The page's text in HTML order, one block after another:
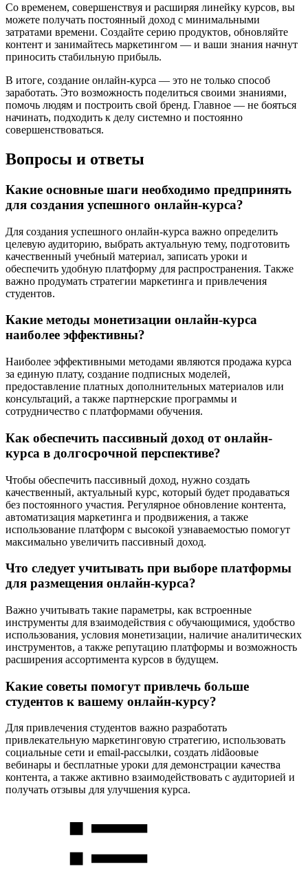
Со временем, совершенствуя и расширяя линейку курсов, вы
можете получать постоянный доход с минимальными
затратами времени. Создайте серию продуктов, обновляйте
контент и занимайтесь маркетингом — и ваши знания начнут
приносить стабильную прибыль.
В итоге, создание онлайн-курса — это не только способ
заработать. Это возможность поделиться своими знаниями,
помочь людям и построить свой бренд. Главное — не бояться
начинать, подходить к делу системно и постоянно
совершенствоваться.
Вопросы и ответы
Какие основные шаги необходимо предпринять
для создания успешного онлайн-курса?
Для создания успешного онлайн-курса важно определить
целевую аудиторию, выбрать актуальную тему, подготовить
качественный учебный материал, записать уроки и
обеспечить удобную платформу для распространения. Также
важно продумать стратегии маркетинга и привлечения
студентов.
Какие методы монетизации онлайн-курса
наиболее эффективны?
Наиболее эффективными методами являются продажа курса
за единую плату, создание подписных моделей,
предоставление платных дополнительных материалов или
консультаций, а также партнерские программы и
сотрудничество с платформами обучения.
Как обеспечить пассивный доход от онлайн-
курса в долгосрочной перспективе?
Чтобы обеспечить пассивный доход, нужно создать
качественный, актуальный курс, который будет продаваться
без постоянного участия. Регулярное обновление контента,
автоматизация маркетинга и продвижения, а также
использование платформ с высокой узнаваемостью помогут
максимально увеличить пассивный доход.
Что следует учитывать при выборе платформы
для размещения онлайн-курса?
Важно учитывать такие параметры, как встроенные
инструменты для взаимодействия с обучающимися, удобство
использования, условия монетизации, наличие аналитических
инструментов, а также репутацию платформы и возможность
расширения ассортимента курсов в будущем.
Какие советы помогут привлечь больше
студентов к вашему онлайн-курсу?
Для привлечения студентов важно разработать
привлекательную маркетинговую стратегию, использовать
социальные сети и email-рассылки, создать лidãoовые
вебинары и бесплатные уроки для демонстрации качества
контента, а также активно взаимодействовать с аудиторией и
получать отзывы для улучшения курса.